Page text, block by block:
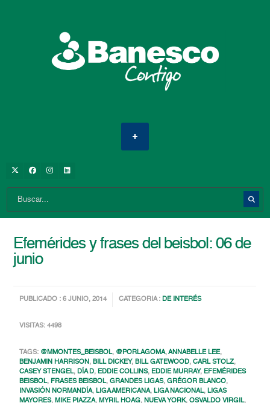
Efemérides y frases del beisbol: 06 de
junio
PUBLICADO : 6 JUNIO, 2014 CATEGORIA :DE INTERÉS
VISITAS: 4498
TAGS: @MMONTES_BEISBOL, @PORLAGOMA,ANNABELLE LEE,
BENJAMIN HARRISON,BILL DICKEY,BILL GATEWOOD,CARL STOLZ,
CASEY STENGEL,DÍA D, EDDIE COLLINS, EDDIE MURRAY, EFEMÉRIDES
BEISBOL, FRASES BEISBOL,GRANDES LIGAS,GRÉGOR BLANCO,
INVASIÓN NORMANDÍA,LIGA AMERICANA,LIGA NACIONAL,LIGAS
MAYORES,MIKE PIAZZA,MYRIL HOAG,NUEVA YORK,OSVALDO VIRGIL,